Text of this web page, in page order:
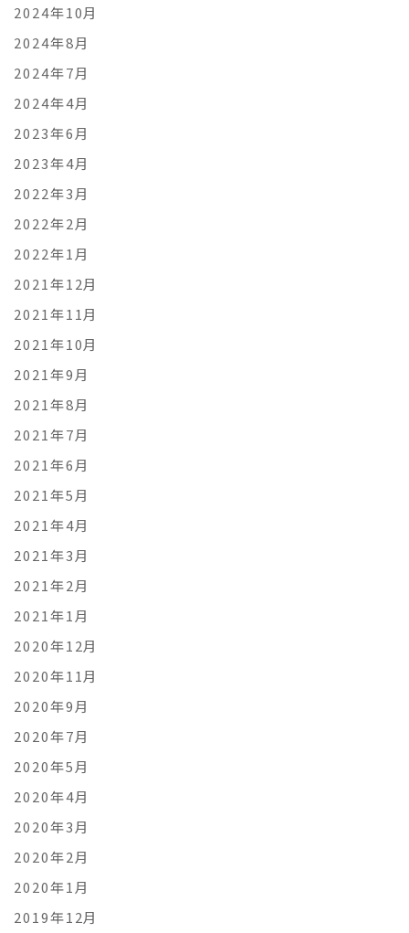
2024年10月
2024年8月
2024年7月
2024年4月
2023年6月
2023年4月
2022年3月
2022年2月
2022年1月
2021年12月
2021年11月
2021年10月
2021年9月
2021年8月
2021年7月
2021年6月
2021年5月
2021年4月
2021年3月
2021年2月
2021年1月
2020年12月
2020年11月
2020年9月
2020年7月
2020年5月
2020年4月
2020年3月
2020年2月
2020年1月
2019年12月